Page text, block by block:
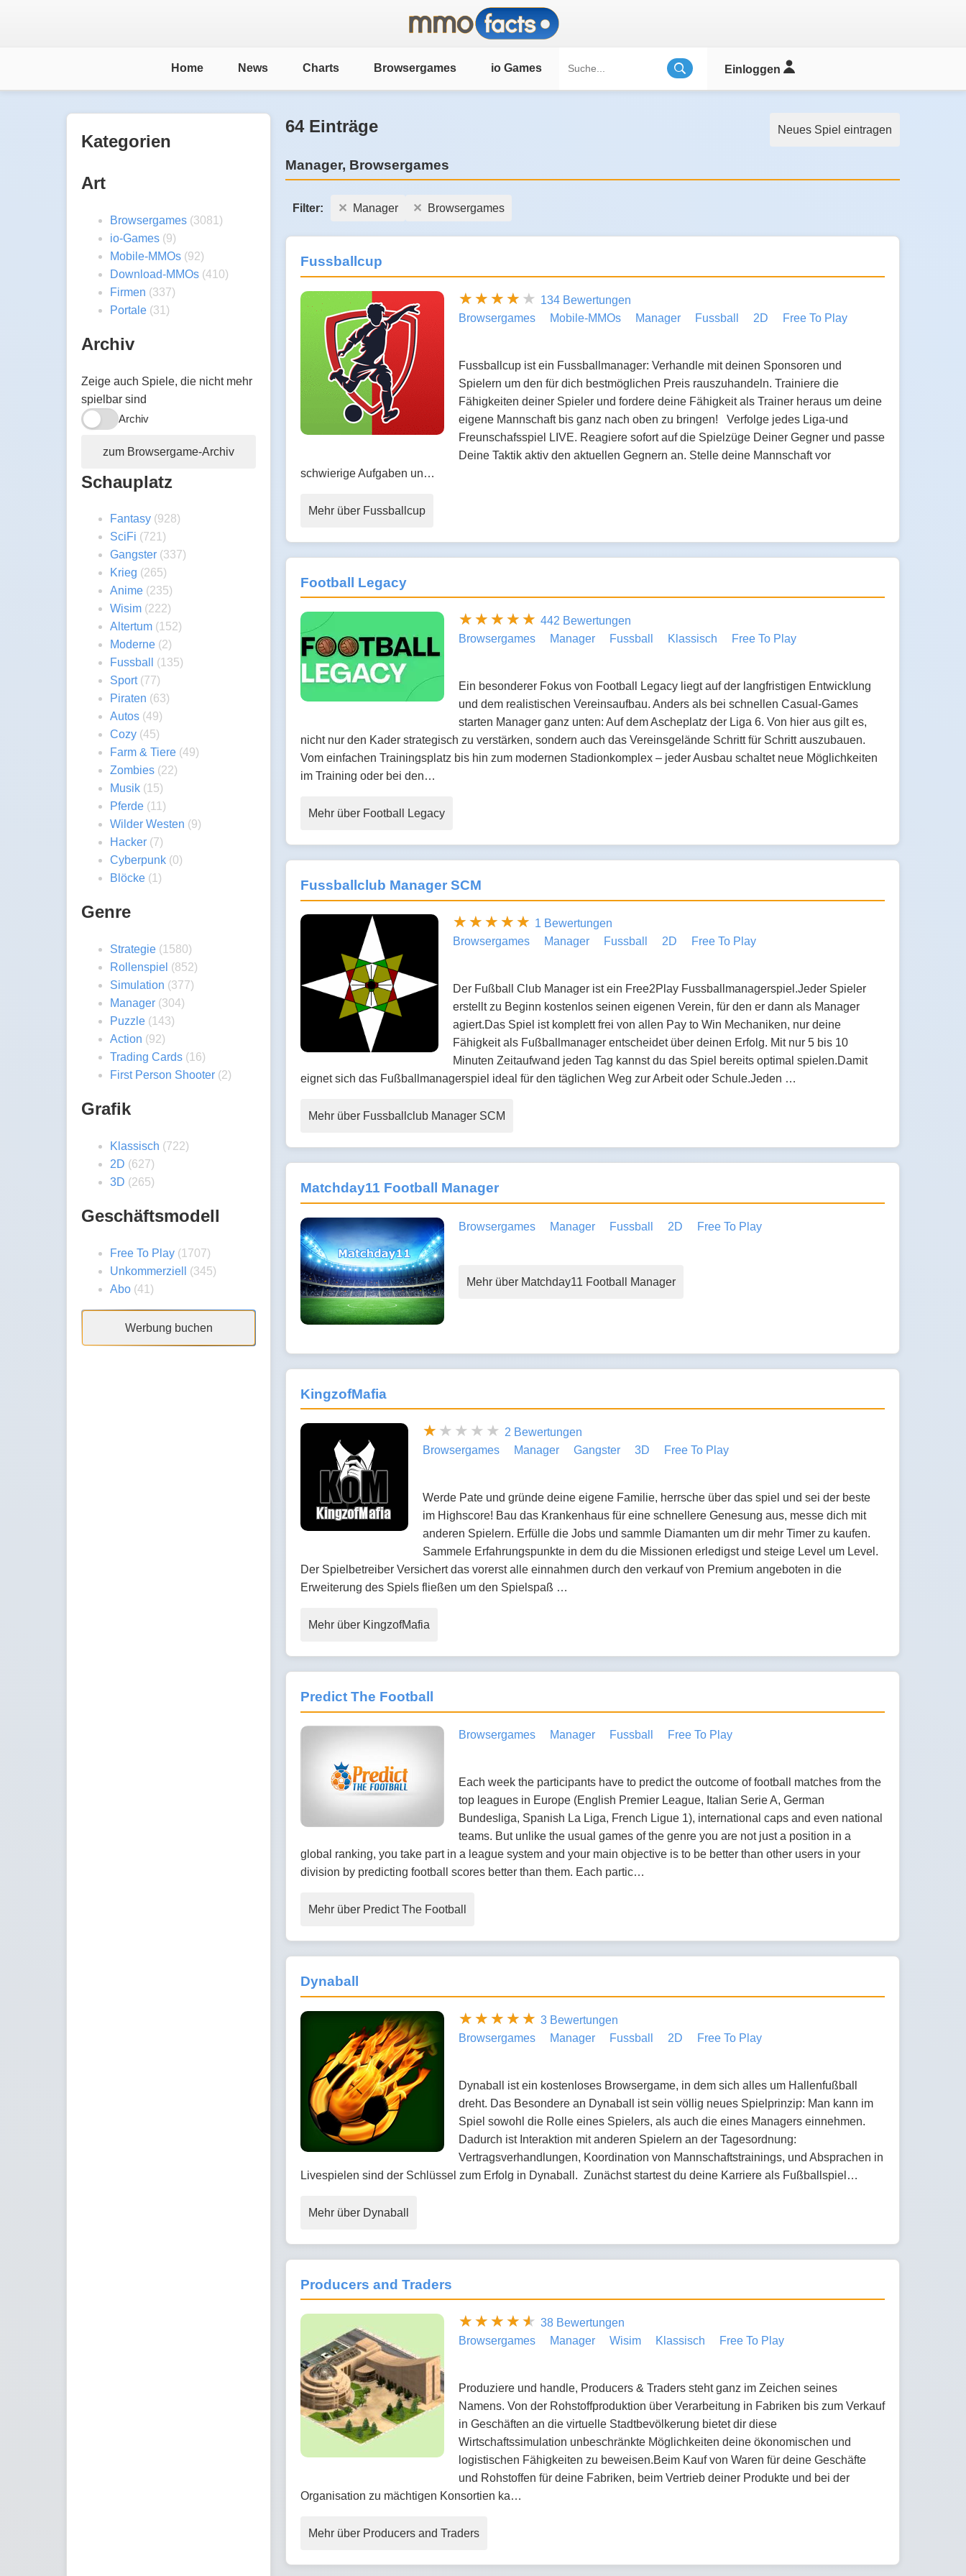
Home News Charts Browsergames io Games Einloggen
Kategorien
Art
Browsergames (3081)
io-Games (9)
Mobile-MMOs (92)
Download-MMOs (410)
Firmen (337)
Portale (31)
Archiv
Zeige auch Spiele, die nicht mehr
spielbar sind
Archiv
zum Browsergame-Archiv
Schauplatz
Fantasy (928)
SciFi (721)
Gangster (337)
Krieg (265)
Anime (235)
Wisim (222)
Altertum (152)
Moderne (2)
Fussball
(135)
Sport(77)
Piraten (63)
Autos (49)
Cozy (45)
Farm & Tiere (49)
Zombies (22)
Musik (15)
Pferde (11)
Wilder Westen (9)
Hacker (7)
Cyberpunk (0)
Blöcke (1)
Genre
Strategie (1580)
Rollenspiel (852)
Simulation (377)
Manager (304)
Puzzle (143)
Action (92)
Trading Cards (16)
First Person Shooter (2)
Grafik
Klassisch (722)
2D (627)
3D (265)
Geschäftsmodell
Free To Play (1707)
Unkommerziell
(345)
Abo (41)
Werbung buchen
Neues Spiel eintragen
64 Einträge
Manager, Browsergames
Filter: Manager Browsergames
Fussballcup
134 Bewertungen
Browsergames
Mobile-MMOs Manager Fussball 2D Free To Play
Fussballcup ist ein Fussballmanager: Verhandle mit deinen Sponsoren und
Spielern um den für dich bestmöglichen Preis rauszuhandeln. Trainiere die
Fähigkeiten deiner Spieler und fordere deine Fähigkeit als Trainer heraus um deine
eigene Mannschaft bis ganz nach oben zu bringen! Verfolge jedes Liga-und
Freunschafsspiel LIVE. Reagiere sofort auf die Spielzüge Deiner Gegner und passe
Deine Taktik aktiv den aktuellen Gegnern an. Stelle deine Mannschaft vor
schwierige Aufgaben un…
Mehr über Fussballcup
Football Legacy
442 Bewertungen
Browsergames
Manager Fussball Klassisch Free To Play
Ein besonderer Fokus von Football Legacy liegt auf der langfristigen Entwicklung
und dem realistischen Vereinsaufbau. Anders als bei schnellen Casual-Games
starten Manager ganz unten: Auf dem Ascheplatz der Liga 6. Von hier aus gilt es,
nicht nur den Kader strategisch zu verstärken, sondern auch das Vereinsgelände Schritt für Schritt auszubauen.
Vom einfachen Trainingsplatz bis hin zum modernen Stadionkomplex – jeder Ausbau schaltet neue Möglichkeiten
im Training oder bei den…
Mehr über Football Legacy
Fussballclub Manager SCM
1 Bewertungen
Browsergames
Manager Fussball 2D Free To Play
Der Fußball Club Manager ist ein Free2Play Fussballmanagerspiel.Jeder Spieler
erstellt zu Beginn kostenlos seinen eigenen Verein, für den er dann als Manager
agiert.Das Spiel ist komplett frei von allen Pay to Win Mechaniken, nur deine
Fähigkeit als Fußballmanager entscheidet über deinen Erfolg. Mit nur 5 bis 10
Minuten Zeitaufwand jeden Tag kannst du das Spiel bereits optimal spielen.Damit
eignet sich das Fußballmanagerspiel ideal für den täglichen Weg zur Arbeit oder Schule.Jeden …
Mehr über Fussballclub Manager SCM
Matchday11 Football Manager
Browsergames Manager Fussball 2D Free To Play
Mehr über Matchday11 Football Manager
KingzofMafia
2 Bewertungen
Browsergames
Manager Gangster 3D Free To Play
Werde Pate und gründe deine eigene Familie, herrsche über das spiel und sei der beste
im Highscore! Bau das Krankenhaus für eine schnellere Genesung aus, messe dich mit
anderen Spielern. Erfülle die Jobs und sammle Diamanten um dir mehr Timer zu kaufen.
Sammele Erfahrungspunkte in dem du die Missionen erledigst und steige Level um Level.
Der Spielbetreiber Versichert das vorerst alle einnahmen durch den verkauf von Premium angeboten in die
Erweiterung des Spiels fließen um den Spielspaß …
Mehr über KingzofMafia
Predict The Football
Browsergames Manager Fussball Free To Play
Each week the participants have to predict the outcome of football matches from the
top leagues in Europe (English Premier League, Italian Serie A, German
Bundesliga, Spanish La Liga, French Ligue 1), international caps and even national
teams. But unlike the usual games of the genre you are not just a position in a
global ranking, you take part in a league system and your main objective is to be better than other users in your
division by predicting football scores better than them. Each partic…
Mehr über Predict The Football
Dynaball
3 Bewertungen
Browsergames
Manager Fussball 2D Free To Play
Dynaball ist ein kostenloses Browsergame, in dem sich alles um Hallenfußball
dreht. Das Besondere an Dynaball ist sein völlig neues Spielprinzip: Man kann im
Spiel sowohl die Rolle eines Spielers, als auch die eines Managers einnehmen.
Dadurch ist Interaktion mit anderen Spielern an der Tagesordnung:
Vertragsverhandlungen, Koordination von Mannschaftstrainings, und Absprachen in
Livespielen sind der Schlüssel zum Erfolg in Dynaball. Zunächst startest du deine Karriere als Fußballspiel…
Mehr über Dynaball
Producers and Traders
38 Bewertungen
Browsergames
Manager Wisim Klassisch Free To Play
Produziere und handle, Producers & Traders steht ganz im Zeichen seines
Namens. Von der Rohstoffproduktion über Verarbeitung in Fabriken bis zum Verkauf
in Geschäften an die virtuelle Stadtbevölkerung bietet dir diese
Wirtschaftssimulation unbeschränkte Möglichkeiten deine ökonomischen und
logistischen Fähigkeiten zu beweisen.Beim Kauf von Waren für deine Geschäfte
und Rohstoffen für deine Fabriken, beim Vertrieb deiner Produkte und bei der
Organisation zu mächtigen Konsortien ka…
Mehr über Producers and Traders